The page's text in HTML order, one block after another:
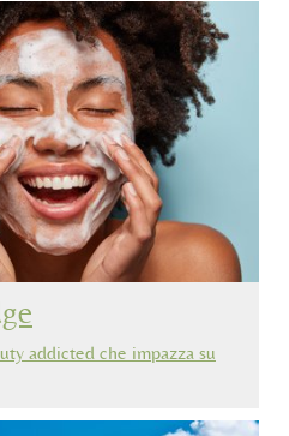
addicted che impazza su